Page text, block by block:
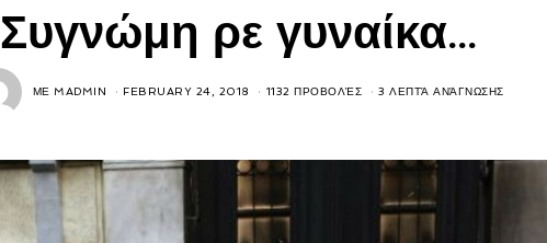
Συγνώμη ρε γυναίκα…
ΜΕ MADMIN FEBRUARY 24, 2018 1132 ΠΡΟΒΟΛΈΣ 3 ΛΕΠΤΆ ΑΝΆΓΝΩΣΗΣ